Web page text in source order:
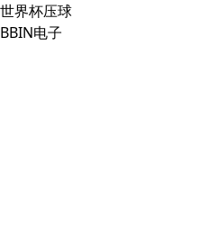
世界杯压球
BBIN电子